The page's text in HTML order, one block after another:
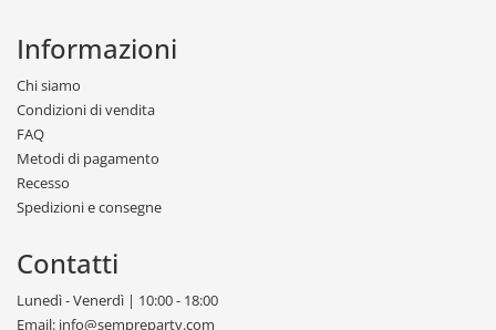
Informazioni
Chi siamo
Condizioni di vendita
FAQ
Metodi di pagamento
Recesso
Spedizioni e consegne
Contatti
Lunedì - Venerdì | 10:00 - 18:00
Email: info@sempreparty.com